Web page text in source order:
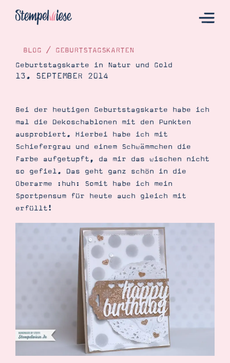
Katalog
Bestellen
Kontakt
Demonstrator werden
Produkte erklärt
Über Stampin’ Up!
BLOG / GEBURTSTAGSKARTEN
Geburtstagskarte in Natur und Gold
13. SEPTEMBER 2014
Bei der heutigen Geburtstagskarte habe ich
mal die Dekoschablonen mit den Punkten
ausprobiert. Hierbei habe ich mit
Schiefergrau und einem Schwämmchen die
Farbe aufgetupft, da mir das wischen nicht
so gefiel. Das geht ganz schön in die
Oberarme :huh: Somit habe ich mein
Sportpensum für heute auch gleich mit
erfüllt!